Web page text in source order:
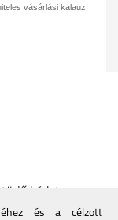
vásárlási kalauz
kódot
Kormányés a célzott